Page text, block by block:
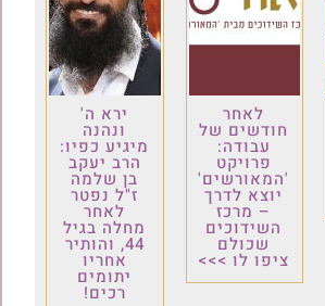
לאחר
חודשים של
עבודה:
פרויקט
'המאורשים'
יוצא לדרך
– מרכז
השידוכים
שכולם
ציפו לו >>>
ירא ה'
ונהנה
מיגיע כפיו:
הרב יעקב
בן שלמה
ז"ל נפטר
לאחר
מחלה בגיל
44, והותיר
אחריו
יתומים
רכים!